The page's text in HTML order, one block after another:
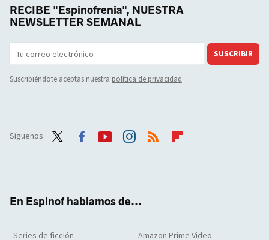
RECIBE "Espinofrenia", NUESTRA
NEWSLETTER SEMANAL
SUSCRIBIR
Suscribiéndote aceptas nuestra política de privacidad
Síguenos
En Espinof hablamos de...
Series de ficción Amazon Prime Video